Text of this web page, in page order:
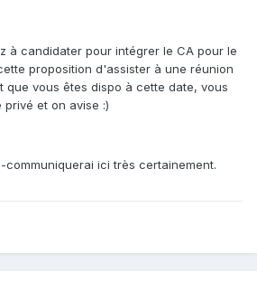
à candidater pour intégrer le CA pour le
proposition d'assister à une réunion
que vous êtes dispo à cette date, vous
et on avise :)
ici très certainement.